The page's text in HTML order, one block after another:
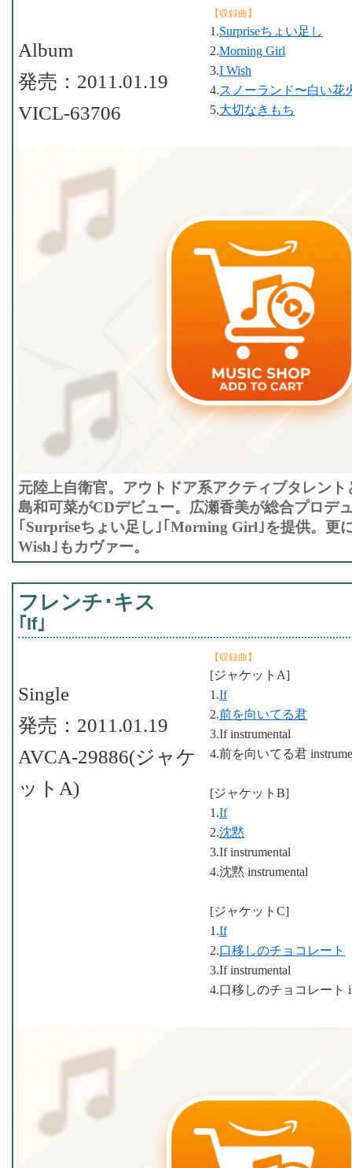
【収録曲】
1.Surpriseちょい足し
2.Morning Girl
3.I Wish
4.スノーランド〜白い花
5.大切なきもち
Album
発売：2011.01.19
VICL-63706
元陸上自衛官。アウトドア系アクティブタレン
島和可菜がCDデビュー。広瀬香美が総合プロデ
｢Surpriseちょい足し｣｢Morning Girl｣を提供。更
Wish｣もカヴァー。
フレンチ･キス
｢If｣
【収録曲】
[ジャケットA]
1.If
2.前を向いてる君
3.If instrumental
4.前を向いてる君
[ジャケットB]
1.If
2.沈黙
3.If instrumental
4.沈黙 instrumental
[ジャケットC]
1.If
2.口移しのチョコレート
3.If instrumental
4.口移しのチョコレート
Single
発売：2011.01.19
AVCA-29886(ジャケ
ットA)